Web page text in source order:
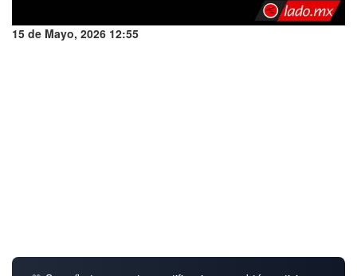
15 de Mayo, 2026 12:55